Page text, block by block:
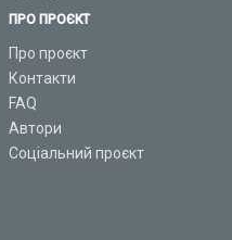
ПРО ПРОЄКТ
Про проєкт
Контакти
FAQ
Автори
Соціальний проєкт